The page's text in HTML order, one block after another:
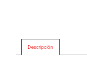
Descripción